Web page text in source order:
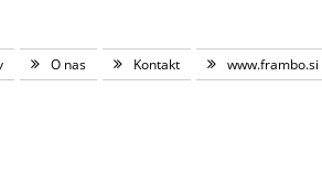
O nas Kontakt www.frambo.si